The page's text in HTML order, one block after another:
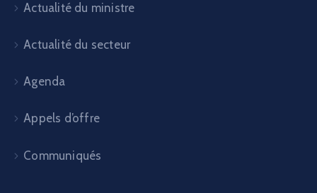
Actualité du ministre
Actualité du secteur
Agenda
Appels d’offre
Communiqués